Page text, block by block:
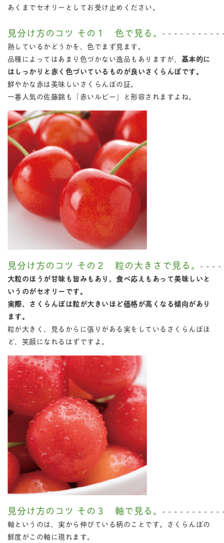
あくまでセオリーとしてお受け止めください。
見分け方のコツ その１ 色で見る。
熟しているかどうかを、色でまず見ます。
品種によってはあまり色づかない逸品もありますが、 基本的に
はしっかりと赤く色づいているものが良いさくらんぼです。
鮮やかな赤は美味しいさくらんぼの証。
一番人気の佐藤錦も「赤いルビー」と形容されますよね。
見分け方のコツ その２ 粒の大きさで見る。
大粒のほうが甘味も旨みもあり、食べ応えもあって美味しいと
いうのがセオリーです。
実際、さくらんぼは粒が大きいほど価格が高くなる傾向があり
ます。
粒が大きく、見るからに張りがある実をしているさくらんぼほ
ど、笑顔になれるはずですよ。
見分け方のコツ その３ 軸で見る。
軸というのは、実から伸びている柄のことです。さくらんぼの
鮮度がこの軸に現れます。